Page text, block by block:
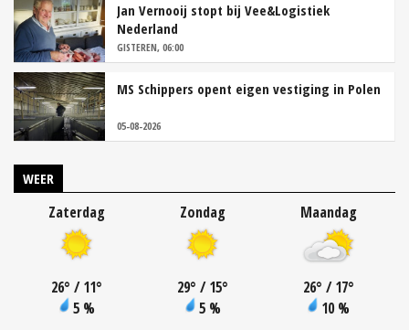
Jan Vernooij stopt bij Vee&Logistiek
Nederland
GISTEREN, 06:00
MS Schippers opent eigen vestiging in Polen
05-08-2026
WEER
Zaterdag
26° / 11°
5 %
Zondag
29° / 15°
5 %
Maandag
26° / 17°
10 %